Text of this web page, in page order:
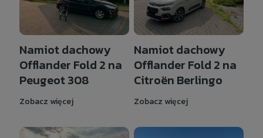
Namiot dachowy
Offlander Fold 2 na
Peugeot 308
Zobacz więcej
Namiot dachowy
Offlander Fold 2 na
Citroën Berlingo
Zobacz więcej